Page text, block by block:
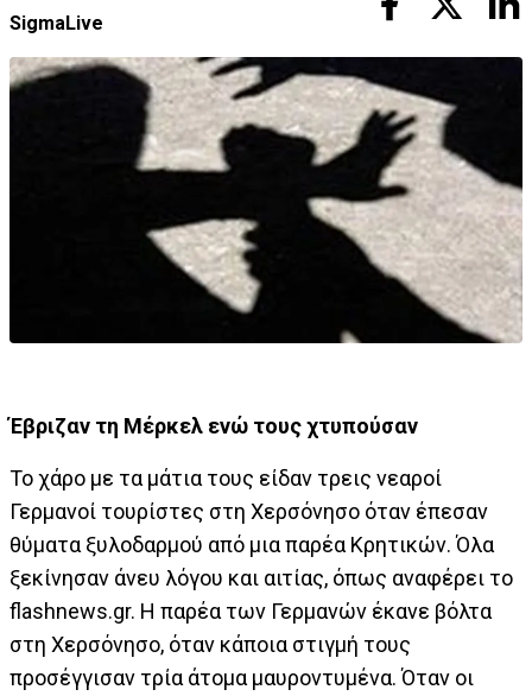
SigmaLive
Έβριζαν τη Μέρκελ ενώ τους χτυπούσαν
Το χάρο με τα μάτια τους είδαν τρεις νεαροί
Γερμανοί τουρίστες στη Χερσόνησο όταν έπεσαν
θύματα ξυλοδαρμού από μια παρέα Κρητικών. Όλα
ξεκίνησαν άνευ λόγου και αιτίας, όπως αναφέρει το
flashnews.gr. Η παρέα των Γερμανών έκανε βόλτα
στη Χερσόνησο, όταν κάποια στιγμή τους
προσέγγισαν τρία άτομα μαυροντυμένα. Όταν οι